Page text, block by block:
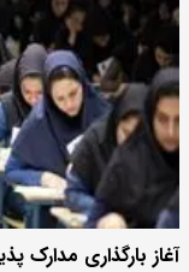
آغاز بارگذاری مدارک